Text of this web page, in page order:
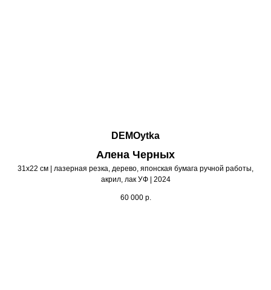
DEMOytka
Алена Черных
31х22 см | лазерная резка, дерево, японская бумага ручной работы,
акрил, лак УФ | 2024
60 000 р.